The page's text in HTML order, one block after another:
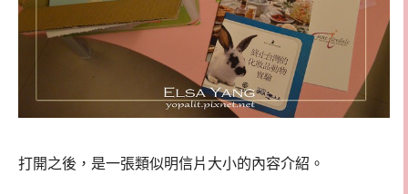
打開之後，是一張類似明信片大小的內容介紹。